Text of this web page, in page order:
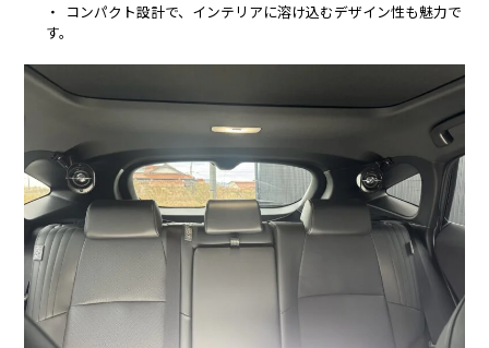
コンパクト設計で、インテリアに溶け込むデザイン性も魅力で
す。